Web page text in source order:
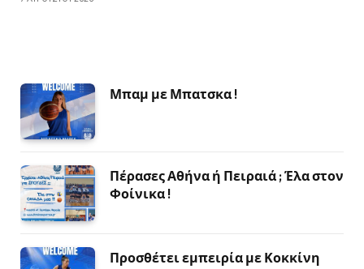
Μπαμ με Μπατσκα !
Πέρασες Αθήνα ή Πειραιά ; Έλα στον
Φοίνικα !
Προσθέτει εμπειρία με Κοκκίνη